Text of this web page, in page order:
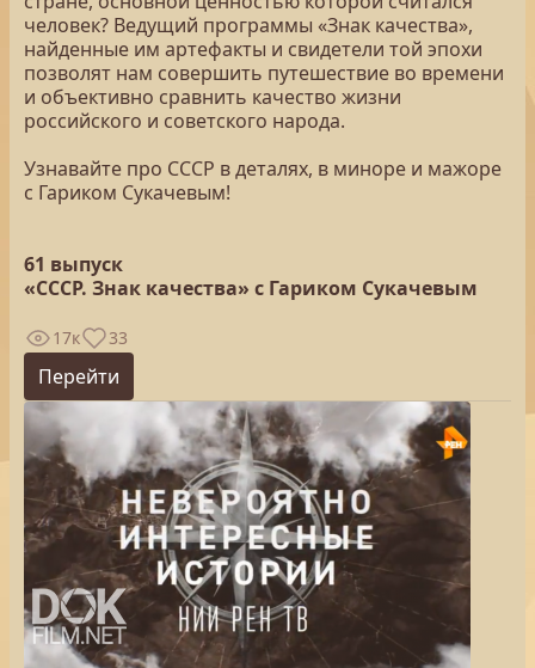
человек? Ведущий программы «Знак качества»,
найденные им артефакты и свидетели той эпохи
позволят нам совершить путешествие во времени
и объективно сравнить качество жизни
российского и советского народа.
Узнавайте про СССР в деталях, в миноре и мажоре
с Гариком Сукачевым!
61 выпуск
«СССР. Знак качества» с Гариком Сукачевым
17к 33
Перейти